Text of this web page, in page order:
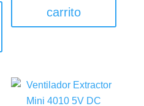
carrito